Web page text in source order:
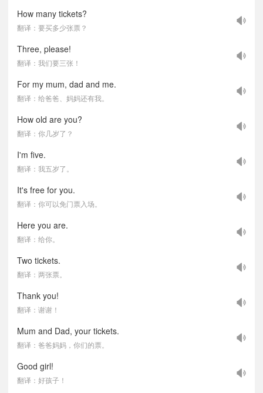
How many tickets?
翻译：要买多少张票？
Three, please!
翻译：我们要三张！
For my mum, dad and me.
翻译：给爸爸、妈妈还有我。
How old are you?
翻译：你几岁了？
I'm five.
翻译：我五岁了。
It's free for you.
翻译：你可以免门票入场。
Here you are.
翻译：给你。
Two tickets.
翻译：两张票。
Thank you!
翻译：谢谢！
Mum and Dad, your tickets.
翻译：爸爸妈妈，你们的票。
Good girl!
翻译：好孩子！